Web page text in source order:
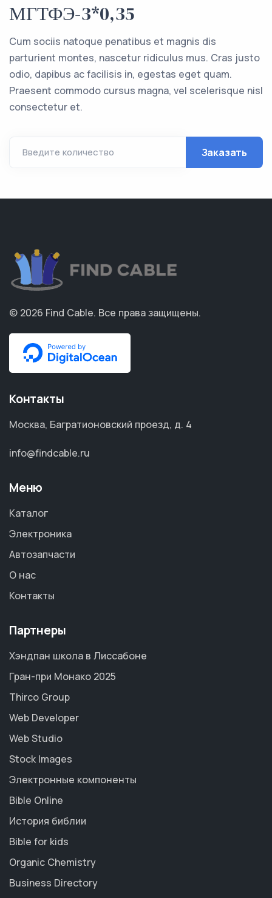
МГТФЭ-3*0,35
Cum sociis natoque penatibus et magnis dis
parturient montes, nascetur ridiculus mus. Cras justo
odio, dapibus ac facilisis in, egestas eget quam.
Praesent commodo cursus magna, vel scelerisque nisl
consectetur et.
Введите количество Заказать
© 2026 Find Cable. Все права защищены.
Контакты
Москва, Багратионовский проезд, д. 4
info@findcable.ru
Меню
Каталог
Электроника
Автозапчасти
О нас
Контакты
Партнеры
Хэндпан школа в Лиссабоне
Гран-при Монако 2025
Thirco Group
Web Developer
Web Studio
Stock Images
Электронные компоненты
Bible Online
История библии
Bible for kids
Organic Chemistry
Business Directory